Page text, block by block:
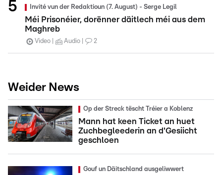
Invité vun der Redaktioun (7. August) - Serge Legil
Méi Prisonéier, dorënner däitlech méi aus dem
Maghreb
Video Audio 2
Weider News
Op der Streck tëscht Tréier a Koblenz
Mann hat keen Ticket an huet
Zuchbegleederin an d'Gesiicht
geschloen
Gouf un Däitschland ausgeliwwert